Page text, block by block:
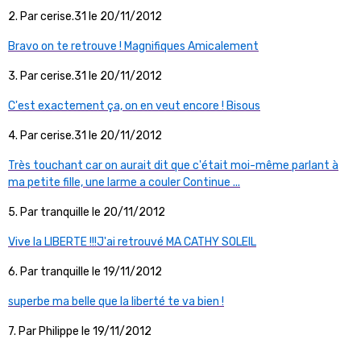
2. Par cerise.31 le 20/11/2012
Bravo on te retrouve ! Magnifiques Amicalement
3. Par cerise.31 le 20/11/2012
C'est exactement ça, on en veut encore ! Bisous
4. Par cerise.31 le 20/11/2012
Très touchant car on aurait dit que c'était moi-même parlant à
ma petite fille, une larme a couler Continue ...
5. Par tranquille le 20/11/2012
Vive la LIBERTE !!!J'ai retrouvé MA CATHY SOLEIL
6. Par tranquille le 19/11/2012
superbe ma belle que la liberté te va bien !
7. Par Philippe le 19/11/2012